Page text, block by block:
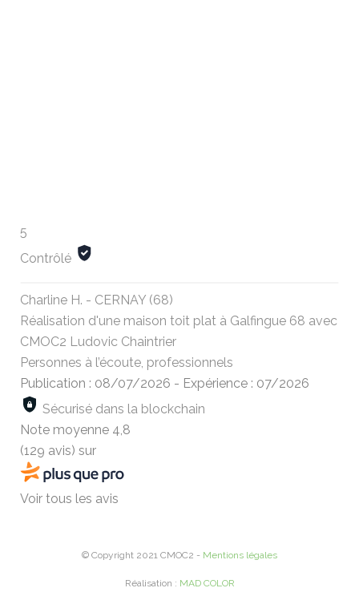
5
Contrôlé
Charline H. - CERNAY (68)
Réalisation d'une maison toit plat à Galfingue 68 avec
CMOC2 Ludovic Chaintrier
Personnes à l’écoute, professionnels
Publication : 08/07/2026 - Expérience : 07/2026
Sécurisé dans la blockchain
Note moyenne 4,8
(129 avis) sur
Voir tous les avis
© Copyright 2021 CMOC2 - Mentions légales
Réalisation : MAD COLOR